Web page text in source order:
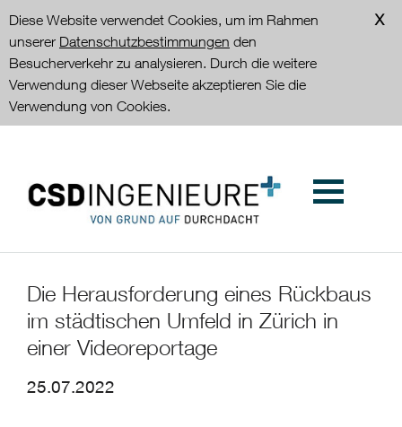
Diese Website verwendet Cookies, um im Rahmen
unserer Datenschutzbestimmungen den
Besucherverkehr zu analysieren. Durch die weitere
Verwendung dieser Webseite akzeptieren Sie die
Verwendung von Cookies.
Die Herausforderung eines Rückbaus
im städtischen Umfeld in Zürich in
einer Videoreportage
25.07.2022